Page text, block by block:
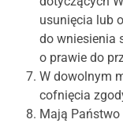
usunięcia lub
do wniesienia
o prawie do
W dowolnym
cofnięcia
Mają